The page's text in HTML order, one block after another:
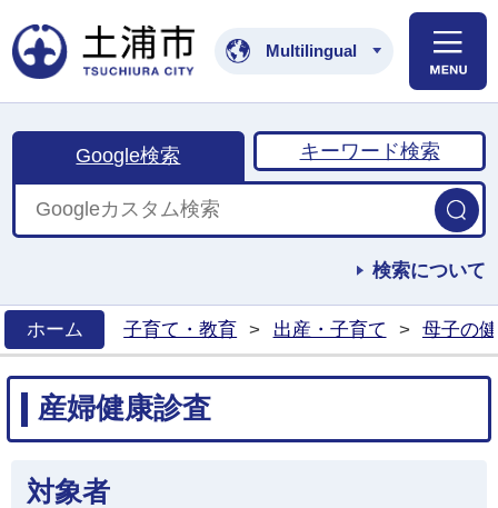
土浦市公式ホームペ
Multilingual
Google検索 キーワード検索
検索について
ホーム
子育て・教育 > 出産・子育て > 母子の
産婦健康診査
対象者